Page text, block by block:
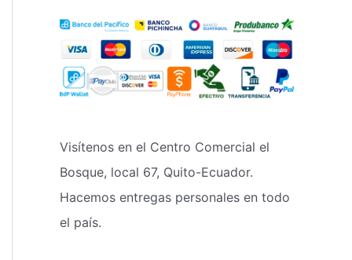
Visítenos en el Centro Comercial el
Bosque, local 67, Quito-Ecuador.
Hacemos entregas personales en todo
el país.